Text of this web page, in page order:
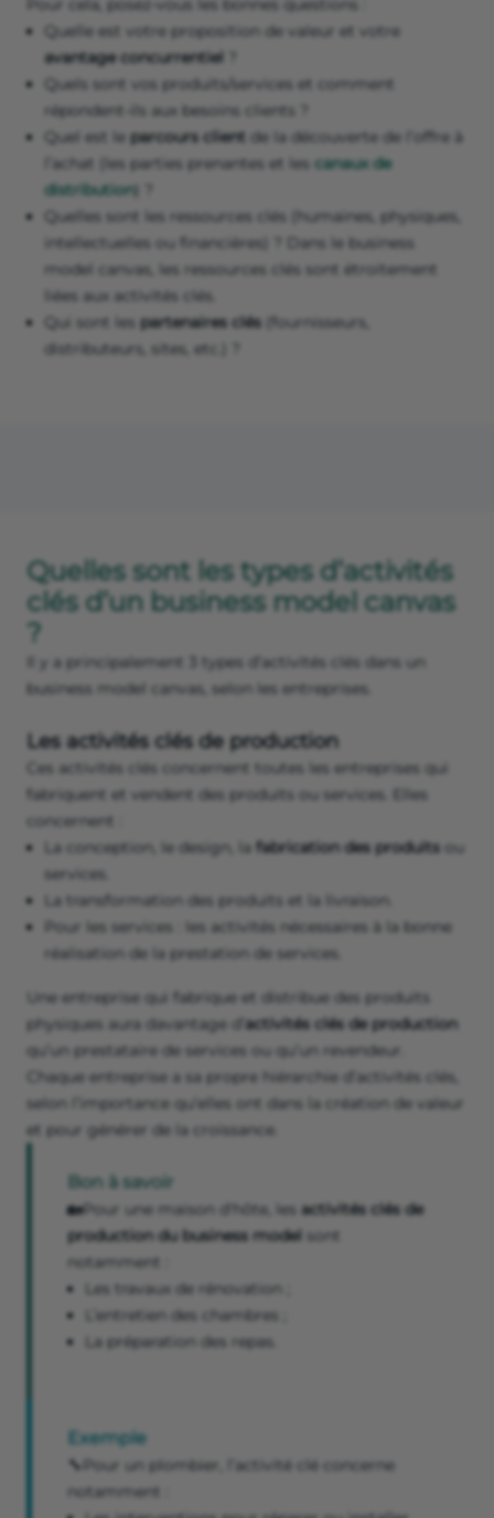
Pour cela, posez-vous les bonnes questions :
Quelle est votre proposition de valeur et votre
avantage concurrentiel
Quels sont vos produits/services et comment
répondent-ils aux besoins clients ?
Quel est le parcours client de la découverte de l’offre à
l’achat (les parties prenantes et les canaux de
distribution) ?
Quelles sont les ressources clés (humaines, physiques,
intellectuelles ou financières) ? Dans le business
model canvas, les ressources clés sont étroitement
liées aux activités clés.
Qui sont les partenaires clés
(fournisseurs,
distributeurs, sites, etc.) ?
Quelles sont les types d’activités
clés d’un business model canvas
?
Il y a principalement 3 types d’activités clés dans un
business model canvas, selon les entreprises.
Les activités clés de production
Ces activités clés concernent toutes les entreprises qui
fabriquent et vendent des produits ou services. Elles
concernent :
La conception, le design, la fabrication des produits ou
services.
La transformation des produits et la livraison.
Pour les services : les activités nécessaires à la bonne
réalisation de la prestation de services.
Une entreprise qui fabrique et distribue des produits
physiques aura davantage d’ activités clés de production
qu’un prestataire de services ou qu’un revendeur.
Chaque entreprise a sa propre hiérarchie d’activités clés,
selon l’importance qu’elles ont dans la création de valeur
et pour générer de la croissance.
Bon à savoir
🏡Pour une maison d'hôte, les activités clés de
production du business model sont
notamment :
Les travaux de rénovation ;
L’entretien des chambres ;
La préparation des repas.
Exemple
🔧Pour un plombier, l’activité clé concerne
notamment :